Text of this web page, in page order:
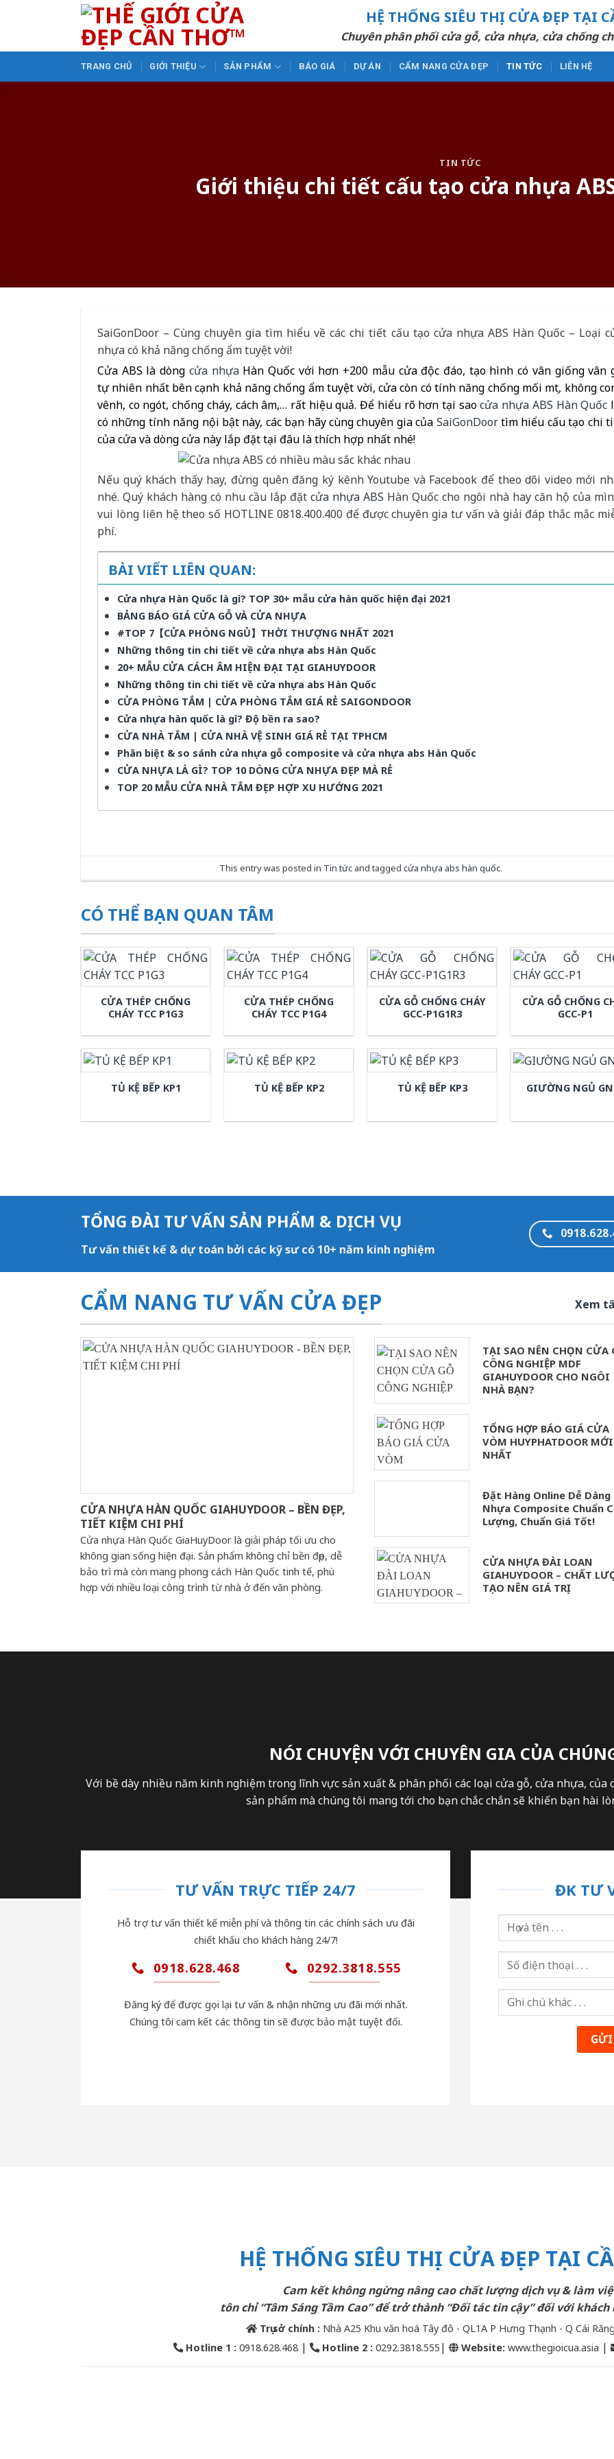
HỆ THỐNG SIÊU THỊ CỬA ĐẸP TẠI
Chuyên phân phối cửa gỗ, cửa nhựa, cửa chống
TRANG CHỦ GIỚI THIỆU SẢN PHẨM BÁO GIÁ DỰ ÁN CẨM NANG CỬA ĐẸP TIN TỨC LIÊN HỆ
TIN TỨC
Giới thiệu chi tiết cấu tạo cửa nhựa
SaiGonDoor – Cùng chuyên gia tìm hiểu về các chi tiết cấu tạo cửa nhựa ABS Hàn Quốc – Loại
nhựa có khả năng chống ẩm tuyệt vời!
Cửa ABS là dòng cửa nhựaHàn Quốc với hơn +200 mẫu cửa độc đáo, tạo hình có vân giống vân
tự nhiên nhất bên cạnh khả năng chống ẩm tuyệt vời, cửa còn có tính năng chống mối mọt, không
vênh, co ngót, chống cháy, cách âm,… rất hiệu quả. Để hiểu rõ hơn tại saocửa nhựa ABS Hàn Quốc
có những tính năng nội bật này, các bạn hãy cùng chuyên gia của SaiGonDoortìm hiểu cấu tạo chi
của cửa và dòng cửa này lắp đặt tại đâu là thích hợp nhất nhé!
Nếu quý khách thấy hay, đừng quên đăng ký kênh Youtube và Facebook để theo dõi video mới
nhé. Quý khách hàng có nhu cầu lắp đặt cửa nhựa ABS Hàn Quốc cho ngôi nhà hay căn hộ của
vui lòng liên hệ theo số HOTLINE 0818.400.400 để được chuyên gia tư vấn và giải đáp thắc mắc
phí.
BÀI VIẾT LIÊN QUAN:
Cửa nhựa Hàn Quốc là gì? TOP 30+ mẫu cửa hàn quốc hiện đại 2021
BẢNG BÁO GIÁ CỬA GỖ VÀ CỬA NHỰA
#TOP 7【CỬA PHÒNG NGỦ】THỜI THƯỢNG NHẤT 2021
Những thông tin chi tiết về cửa nhựa abs Hàn Quốc
20+ MẪU CỬA CÁCH ÂM HIỆN ĐẠI TẠI GIAHUYDOOR
Những thông tin chi tiết về cửa nhựa abs Hàn Quốc
CỬA PHÒNG TẮM | CỬA PHÒNG TẮM GIÁ RẺ SAIGONDOOR
Cửa nhựa hàn quốc là gì? Độ bền ra sao?
CỬA NHÀ TẮM | CỬA NHÀ VỆ SINH GIÁ RẺ TẠI TPHCM
Phân biệt & so sánh cửa nhựa gỗ composite và cửa nhựa abs Hàn Quốc
CỬA NHỰA LÀ GÌ? TOP 10 DÒNG CỬA NHỰA ĐẸP MÀ RẺ
TOP 20 MẪU CỬA NHÀ TẮM ĐẸP HỢP XU HƯỚNG 2021
This entry was posted in Tin tứcand tagged cửa nhựa abs hàn quốc.
CÓ THỂ BẠN QUAN TÂM
CỬA THÉP CHỐNG
CHÁY TCC P1G3
CỬA THÉP CHỐNG
CHÁY TCC P1G4
CỬA GỖ CHỐNG CHÁY
GCC-P1G1R3
CỬA GỖ CHỐNG
GCC-P1
TỦ KỆ BẾP KP1 TỦ KỆ BẾP KP2 TỦ KỆ BẾP KP3 GIƯỜNG NGỦ
TỔNG ĐÀI TƯ VẤN SẢN PHẨM & DỊCH VỤ
Tư vấn thiết kế & dự toán bởi các kỹ sư có 10+ năm kinh nghiệm
CẨM NANG TƯ VẤN CỬA ĐẸP Xem
CỬA NHỰA HÀN QUỐC GIAHUYDOOR – BỀN ĐẸP,
TIẾT KIỆM CHI PHÍ
Cửa nhựa Hàn Quốc GiaHuyDoor là giải pháp tối ưu cho
không gian sống hiện đại. Sản phẩm không chỉ bền đẹp, dễ
bảo trì mà còn mang phong cách Hàn Quốc tinh tế, phù
hợp với nhiều loại công trình từ nhà ở đến văn phòng.
TẠI SAO NÊN CHỌN CỬA
CÔNG NGHIỆP MDF
GIAHUYDOOR CHO NGÔI
NHÀ BẠN?
TỔNG HỢP BÁO GIÁ CỬA
VÒM HUYPHATDOOR MỚI
NHẤT
Đặt Hàng Online Dễ Dàng
Nhựa Composite Chuẩn
Lượng, Chuẩn Giá Tốt!
CỬA NHỰA ĐÀI LOAN
GIAHUYDOOR – CHẤT
TẠO NÊN GIÁ TRỊ
NÓI CHUYỆN VỚI CHUYÊN GIA CỦA
Với bề dày nhiều năm kinh nghiệm trong lĩnh vực sản xuất & phân phối các loại cửa gỗ, cửa nhựa,
sản phẩm mà chúng tôi mang tới cho bạn chắc chắn sẽ khiến bạn hài
TƯ VẤN TRỰC TIẾP 24/7
Hỗ trợ tư vấn thiết kế miễn phí và thông tin các chính sách ưu đãi
chiết khấu cho khách hàng 24/7!
0918.628.468 0292.3818.555
Đăng ký để được gọi lại tư vấn & nhận những ưu đãi mới nhất.
Chúng tôi cam kết các thông tin sẽ được bảo mật tuyệt đối.
ĐK TƯ
HỆ THỐNG SIÊU THỊ CỬA ĐẸP TẠI
Cam kết không ngừng nâng cao chất lượng dịch vụ & làm
tôn chỉ “Tâm Sáng Tầm Cao” để trở thành “Đối tác tin cậy” đối với
Trụ sở chính : Nhà A25 Khu văn hoá Tây đô - QL1A P Hưng Thạnh - Q Cái
Hotline 1 : 0918.628.468 | Hotline 2 : 0292.3818.555 | Website: www.thegioicua.asia |